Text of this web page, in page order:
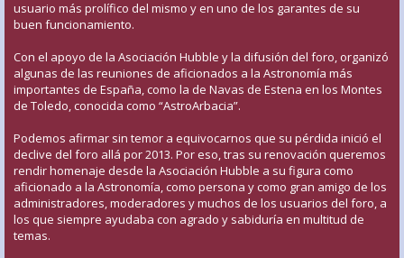
usuario más prolífico del mismo y en uno de los garantes de su
buen funcionamiento.
Con el apoyo de la Asociación Hubble y la difusión del foro, organizó
algunas de las reuniones de aficionados a la Astronomía más
importantes de España, como la de Navas de Estena en los Montes
de Toledo, conocida como “AstroArbacia”.
Podemos afirmar sin temor a equivocarnos que su pérdida inició el
declive del foro allá por 2013. Por eso, tras su renovación queremos
rendir homenaje desde la Asociación Hubble a su figura como
aficionado a la Astronomía, como persona y como gran amigo de los
administradores, moderadores y muchos de los usuarios del foro, a
los que siempre ayudaba con agrado y sabiduría en multitud de
temas.